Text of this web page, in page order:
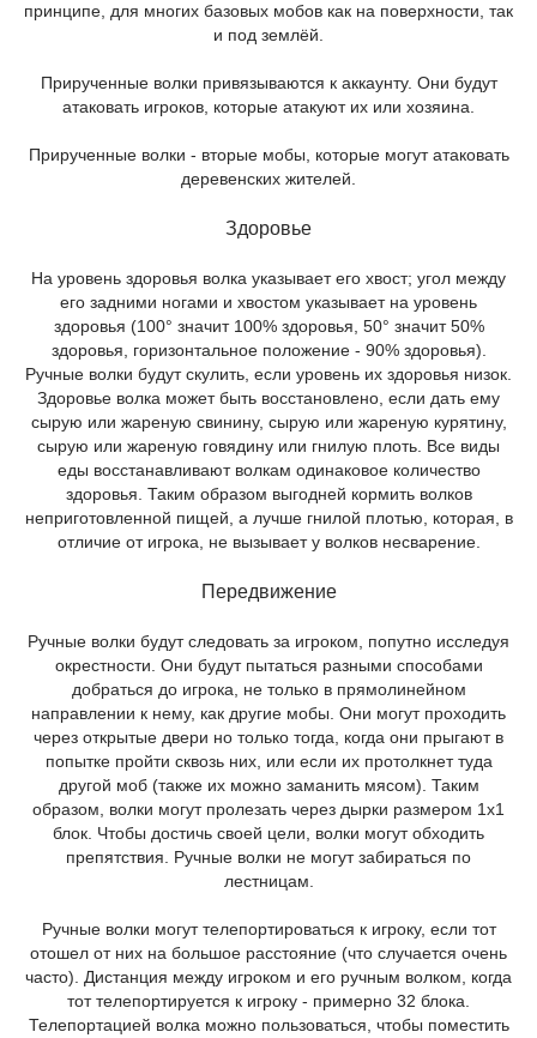
принципе, для многих базовых мобов как на поверхности, так
и под землёй.
Прирученные волки привязываются к аккаунту. Они будут
атаковать игроков, которые атакуют их или хозяина.
Прирученные волки - вторые мобы, которые могут атаковать
деревенских жителей.
Здоровье
На уровень здоровья волка указывает его хвост; угол между
его задними ногами и хвостом указывает на уровень
здоровья (100° значит 100% здоровья, 50° значит 50%
здоровья, горизонтальное положение - 90% здоровья).
Ручные волки будут скулить, если уровень их здоровья низок.
Здоровье волка может быть восстановлено, если дать ему
сырую или жареную свинину, сырую или жареную курятину,
сырую или жареную говядину или гнилую плоть. Все виды
еды восстанавливают волкам одинаковое количество
здоровья. Таким образом выгодней кормить волков
неприготовленной пищей, а лучше гнилой плотью, которая, в
отличие от игрока, не вызывает у волков несварение.
Передвижение
Ручные волки будут следовать за игроком, попутно исследуя
окрестности. Они будут пытаться разными способами
добраться до игрока, не только в прямолинейном
направлении к нему, как другие мобы. Они могут проходить
через открытые двери но только тогда, когда они прыгают в
попытке пройти сквозь них, или если их протолкнет туда
другой моб (также их можно заманить мясом). Таким
образом, волки могут пролезать через дырки размером 1x1
блок. Чтобы достичь своей цели, волки могут обходить
препятствия. Ручные волки не могут забираться по
лестницам.
Ручные волки могут телепортироваться к игроку, если тот
отошел от них на большое расстояние (что случается очень
часто). Дистанция между игроком и его ручным волком, когда
тот телепортируется к игроку - примерно 32 блока.
Телепортацией волка можно пользоваться, чтобы поместить